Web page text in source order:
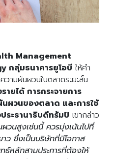
Management
กลุ่มธนาคารยูโอบี ให้คำ
ามผันผวนในตลาดระยะสั้น
ายได้ การกระจายการ
ผวนของตลาด และการใช้
ระธานาธิบดีทรัมป์ เขากล่าว
วนสูงเช่นนี้ ควรมุ่งเน้นไปที่
ว ซึ่งเป็นบริษัทที่มีโอกาส
หลักสามประการที่ต้องให้